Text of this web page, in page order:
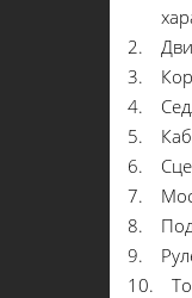
2.
3.
4.
5.
6.
7.
8.
9.
10.